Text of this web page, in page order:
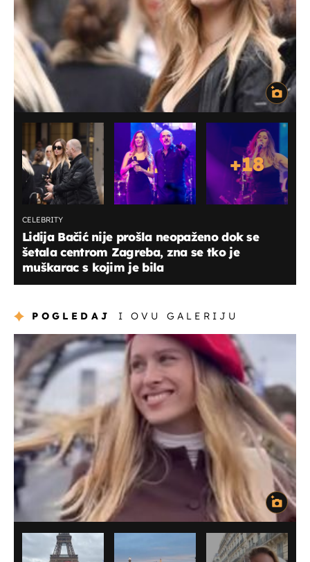
+18
CELEBRITY
Lidija Bačić nije prošla neopaženo dok se
šetala centrom Zagreba, zna se tko je
muškarac s kojim je bila
POGLEDAJ I OVU GALERIJU